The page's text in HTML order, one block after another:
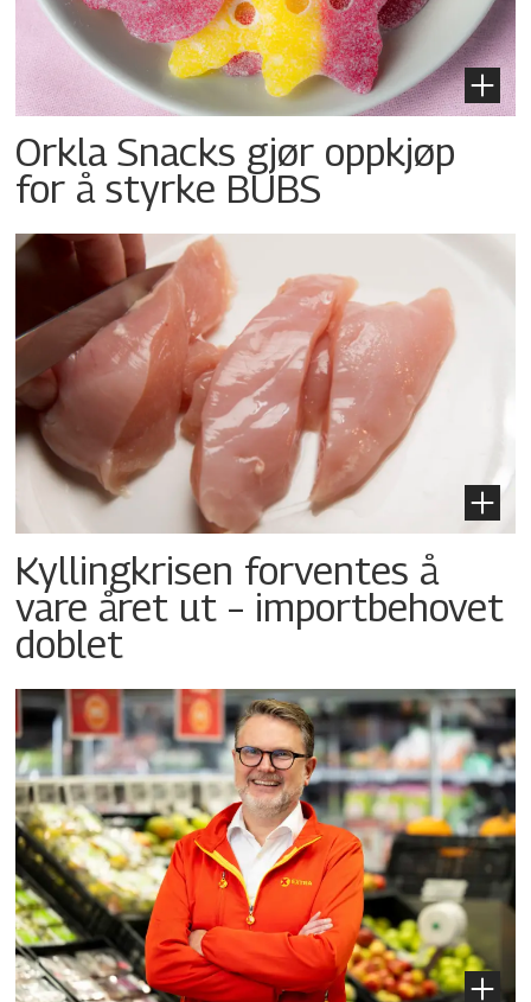
Orkla Snacks gjør oppkjøp
for å styrke BUBS
Kyllingkrisen forventes å
vare året ut – importbehovet
doblet